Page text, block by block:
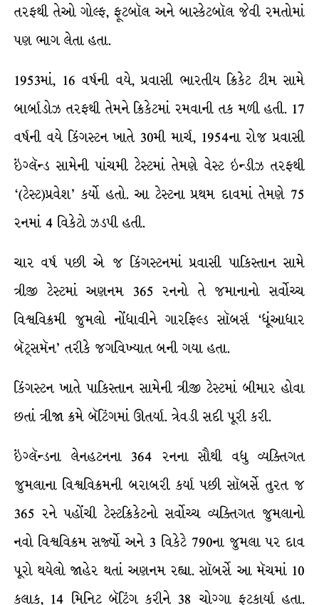
તરફથી તેઓ ગોલ્ફ, ફૂટબૉલ અને બાસ્કેટબૉલ જેવી રમતોમાં
પણ ભાગ લેતા હતા.
1953માં, 16 વર્ષની વયે, પ્રવાસી ભારતીય ક્રિકેટ ટીમ સામે
બાર્બાડોઝ તરફથી તેમને ક્રિકેટમાં રમવાની તક મળી હતી. 17
વર્ષની વયે કિંગસ્ટન ખાતે 30મી માર્ચ, 1954ના રોજ પ્રવાસી
ઇંગ્લૅન્ડ સામેની પાંચમી ટેસ્ટમાં તેમણે વેસ્ટ ઇન્ડીઝ તરફથી
‘(ટેસ્ટ)પ્રવેશ’ કર્યો હતો. આ ટેસ્ટના પ્રથમ દાવમાં તેમણે 75
રનમાં 4 વિકેટો ઝડપી હતી.
ચાર વર્ષ પછી એ જ કિંગસ્ટનમાં પ્રવાસી પાકિસ્તાન સામે
ત્રીજી ટેસ્ટમાં અણનમ 365 રનનો તે જમાનાનો સર્વોચ્ચ
વિશ્વવિક્રમી જુમલો નોંધાવીને ગારફિલ્ડ સૉબર્સ ‘ધૂંઆધાર
બૅટ્સમૅન’ તરીકે જગવિખ્યાત બની ગયા હતા.
કિંગસ્ટન ખાતે પાકિસ્તાન સામેની ત્રીજી ટેસ્ટમાં બીમાર હોવા
છતાં ત્રીજા ક્રમે બૅટિંગમાં ઊતર્યા. ત્રેવડી સદી પૂરી કરી.
ઇંગ્લૅન્ડના લેનહટનના 364 રનના સૌથી વધુ વ્યક્તિગત
જુમલાના વિશ્વવિક્રમની બરાબરી કર્યા પછી સૉબર્સે તુરત જ
365 રને પહોંચી ટેસ્ટક્રિકેટનો સર્વોચ્ચ વ્યક્તિગત જુમલાનો
નવો વિશ્વવિક્રમ સર્જ્યો અને 3 વિકેટે 790ના જુમલા પર દાવ
પૂરો થયેલો જાહેર થતાં અણનમ રહ્યા. સૉબર્સે આ મૅચમાં 10
કલાક, 14 મિનિટ બૅટિંગ કરીને 38 ચોગ્ગા ફટકાર્યા હતા.